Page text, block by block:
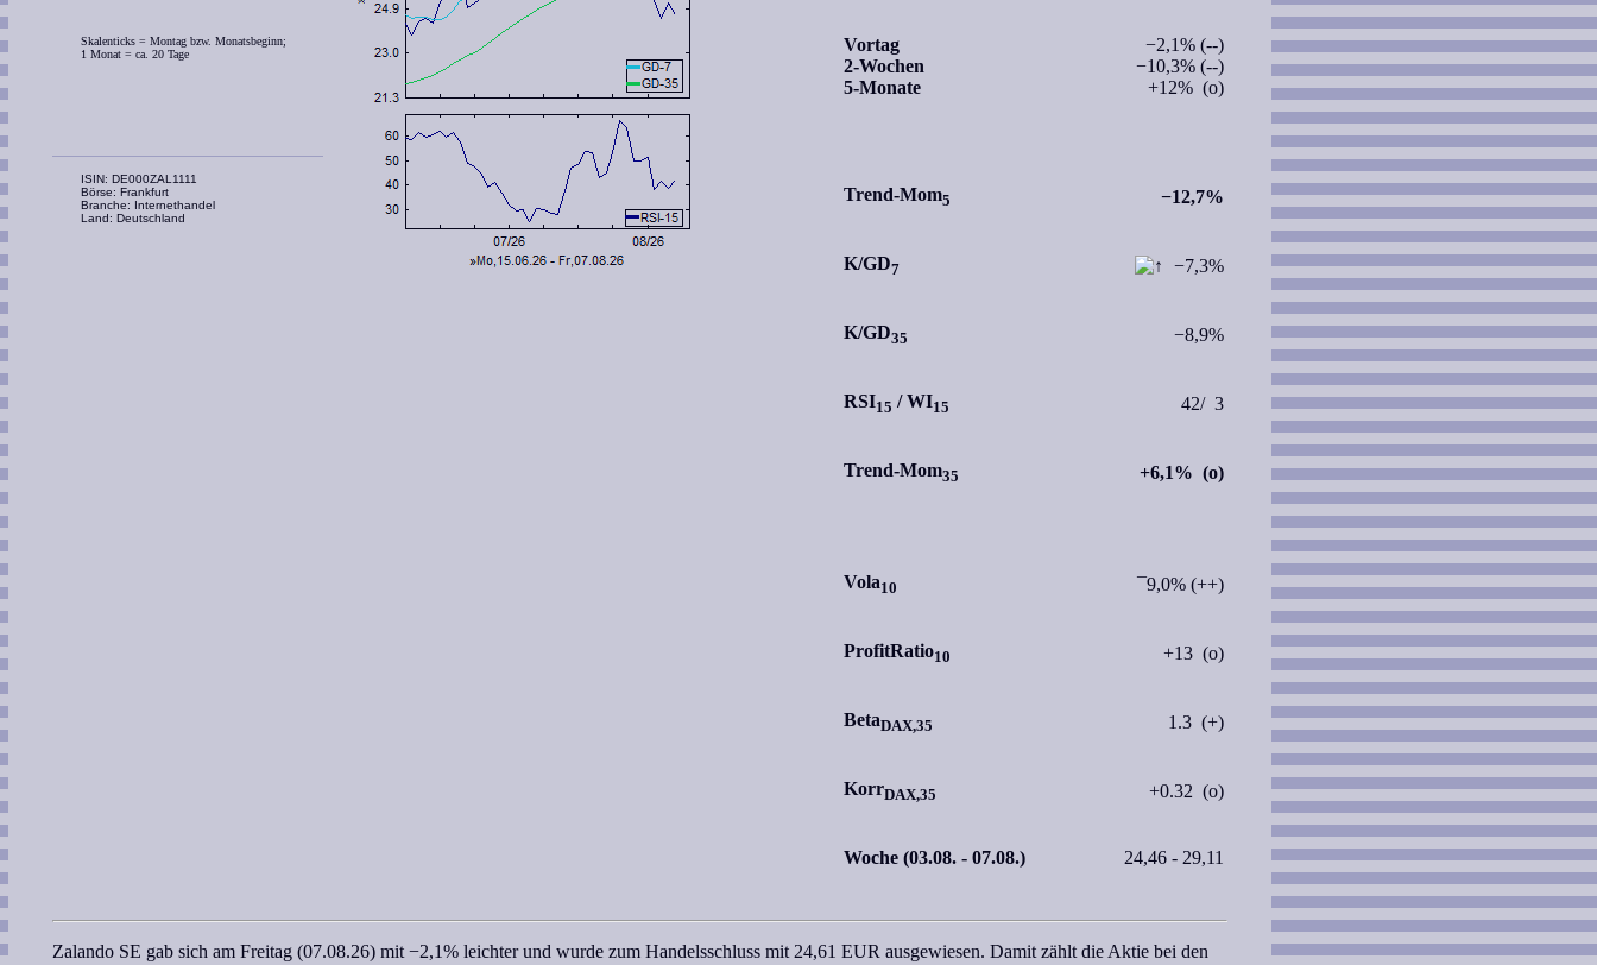
Skalenticks = Montag bzw. Monatsbeginn;
1 Monat = ca. 20 Tage
ISIN: DE000ZAL1111
Börse: Frankfurt
Branche: Internethandel
Land: Deutschland
Vortag
2-Wochen
5-Monate
−2,1% (--)
−10,3% (--)
+12% (o)
Trend-Mom5 −12,7%
K/GD7 −7,3%
K/GD35 −8,9%
RSI15 /WI15 42/ 3
Trend-Mom35 +6,1% (o)
Vola10 ¯9,0% (++)
ProfitRatio10 +13 (o)
BetaDAX,35 1.3 (+)
KorrDAX,35 +0.32 (o)
Woche (03.08. - 07.08.) 24,46 - 29,11
Zalando SE gab sich am Freitag (07.08.26) mit −2,1% leichter und wurde zum Handelsschluss mit 24,61 EUR ausgewiesen. Damit zählt die Aktie bei den